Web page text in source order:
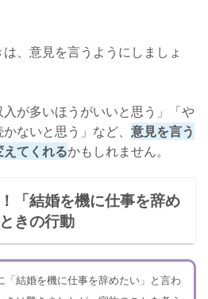
、意見を言うようにしましょ
入が多いほうがいいと思う」「や
ないと思う」など、 意見を言う
てくれるかもしれません。
「結婚を機に仕事を辞め
きの行動
「結婚を機に仕事を辞めたい」と言わ